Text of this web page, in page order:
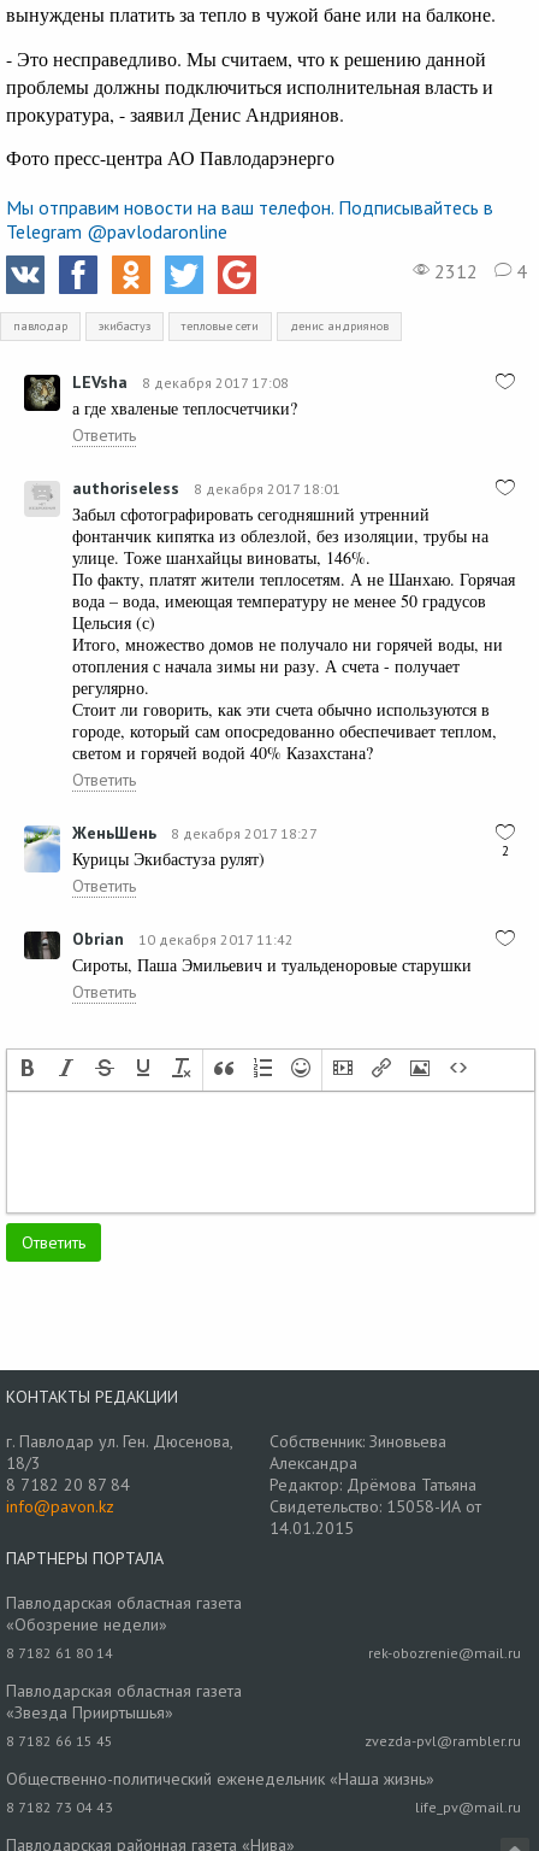
вынуждены платить за тепло в чужой бане или на балконе.
- Это несправедливо. Мы считаем, что к решению данной
проблемы должны подключиться исполнительная власть и
прокуратура, - заявил Денис Андриянов.
Фото пресс-центра АО Павлодарэнерго
Мы отправим новости на ваш телефон. Подписывайтесь в
Telegram @pavlodaronline
2312
4
павлодар экибастуз тепловые сети денис андриянов
LEVsha 8 декабря 2017 17:08
а где хваленые теплосчетчики?
Ответить
authoriseless 8 декабря 2017 18:01
Забыл сфотографировать сегодняшний утренний
фонтанчик кипятка из облезлой, без изоляции, трубы на
улице. Тоже шанхайцы виноваты, 146%.
По факту, платят жители теплосетям. А не Шанхаю. Горячая
вода – вода, имеющая температуру не менее 50 градусов
Цельсия (с)
Итого, множество домов не получало ни горячей воды, ни
отопления с начала зимы ни разу. А счета - получает
регулярно.
Стоит ли говорить, как эти счета обычно используются в
городе, который сам опосредованно обеспечивает теплом,
светом и горячей водой 40% Казахстана?
Ответить
2
ЖеньШень 8 декабря 2017 18:27
Курицы Экибастуза рулят)
Ответить
Obrian 10 декабря 2017 11:42
Сироты, Паша Эмильевич и туальденоровые старушки
Ответить
КОНТАКТЫ РЕДАКЦИИ
г. Павлодар ул. Ген. Дюсенова,
18/3
8 7182 20 87 84
info@pavon.kz
Собственник: Зиновьева
Александра
Редактор: Дрёмова Татьяна
Свидетельство: 15058-ИА от
14.01.2015
ПАРТНЕРЫ ПОРТАЛА
Павлодарская областная газета
«Обозрение недели»
8 7182 61 80 14 rek-obozrenie@mail.ru
Павлодарская областная газета
«Звезда Прииртышья»
8 7182 66 15 45 zvezda-pvl@rambler.ru
Общественно-политический еженедельник «Наша жизнь»
8 7182 73 04 43 life_pv@mail.ru
Павлодарская районная газета «Нива»